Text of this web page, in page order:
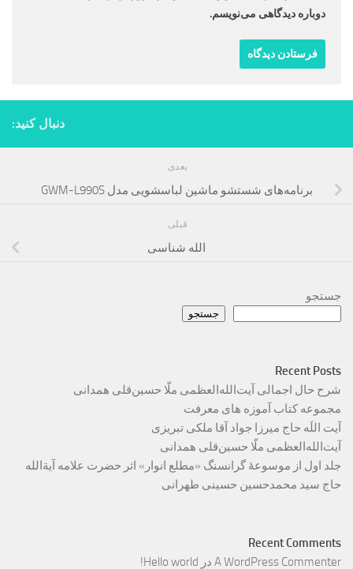
دوباره دیدگاهی می‌نویسم.
دنبال کنید:
بعدی
برنامه‌های شستشو ماشین لباسشویی مدل GWM-L990S
قبلی
الله‌ شناسی
جستجو
جستجو
Recent Posts
شرح حال اجمالی آیت‌الله‌العظمی ملّا حسین‌قلی همدانی
مجموعه کتاب آموزه های معرفت
آیت اللَه حاج میرزا جواد آقا ملکی تبریزی
آیت‌الله‌العظمی ملّا حسین‌قلی همدانی
جلد اول از موسوعۀ گرانسنگ «مطلع انوار» اثر حضرت علامه آیة‌الله
حاج سید محمدحسین حسینی طهرانی
Recent Comments
A WordPress Commenter در Hello world!